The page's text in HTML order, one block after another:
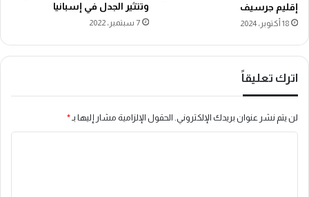
إقليم جرسيف
18 أكتوبر، 2024
وتتثير الجدل في إسبانيا
7 سبتمبر، 2022
اترك تعليقاً
لن يتم نشر عنوان بريدك الإلكتروني. الحقول الإلزامية مشار إليها بـ *